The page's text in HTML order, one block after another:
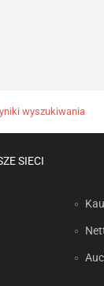
wyszukiwania
SIECI